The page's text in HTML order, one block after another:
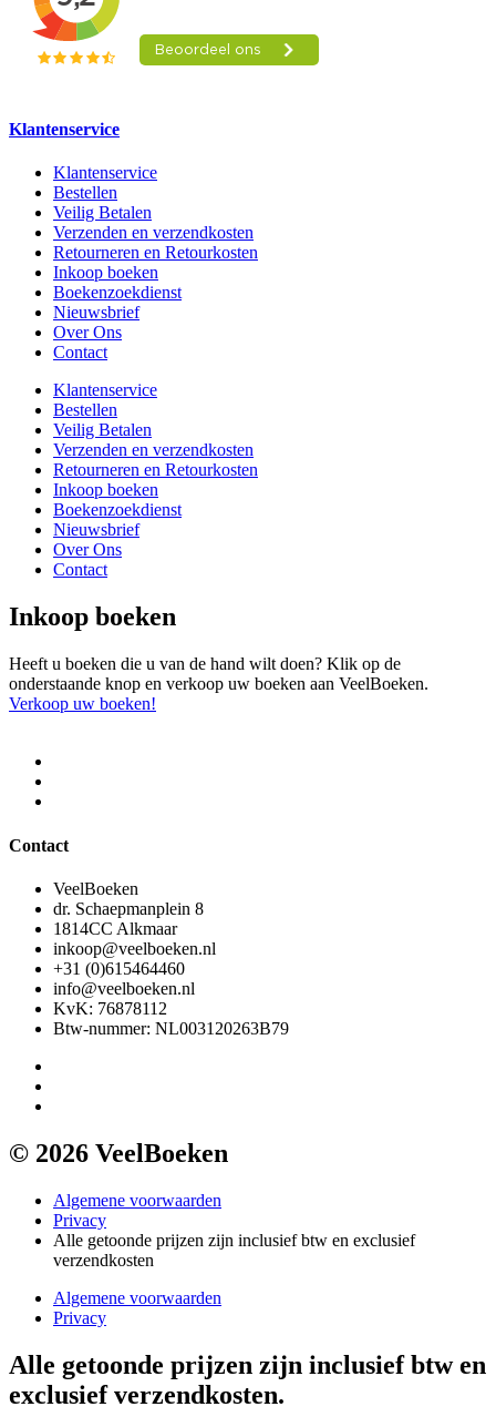
Klantenservice
Klantenservice
Bestellen
Veilig Betalen
Verzenden en verzendkosten
Retourneren en Retourkosten
Inkoop boeken
Boekenzoekdienst
Nieuwsbrief
Over Ons
Contact
Klantenservice
Bestellen
Veilig Betalen
Verzenden en verzendkosten
Retourneren en Retourkosten
Inkoop boeken
Boekenzoekdienst
Nieuwsbrief
Over Ons
Contact
Inkoop boeken
Heeft u boeken die u van de hand wilt doen? Klik op de
onderstaande knop en verkoop uw boeken aan VeelBoeken.
Verkoop uw boeken!
Contact
VeelBoeken
dr. Schaepmanplein 8
1814CC Alkmaar
inkoop@veelboeken.nl
+31 (0)615464460
info@veelboeken.nl
KvK: 76878112
Btw-nummer: NL003120263B79
© 2026 VeelBoeken
Algemene voorwaarden
Privacy
Alle getoonde prijzen zijn inclusief btw en exclusief
verzendkosten
Algemene voorwaarden
Privacy
Alle getoonde prijzen zijn inclusief btw en
exclusief verzendkosten.